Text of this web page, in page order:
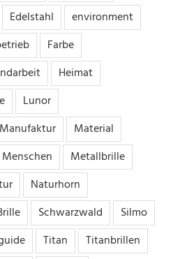
Edelstahl
environment
Farbe
Heimat
Lunor
Manufaktur
Material
Menschen
Metallbrille
Naturhorn
Schwarzwald
Silmo
Titan
Titanbrillen